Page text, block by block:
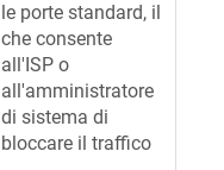
le porte standard, il
che consente
all'ISP o
all'amministratore
di sistema di
bloccare il traffico